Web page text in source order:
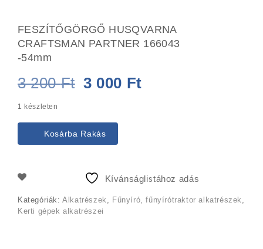
FESZÍTŐGÖRGŐ HUSQVARNA
CRAFTSMAN PARTNER 166043
-54mm
3 200Ft Original
was:
3
200 Ft.
3 000 Ft
1 készleten
Kosárba Rakás
Kívánságlistához adás
Kategóriák:Alkatrészek Fűnyíró, fűnyírótraktor alkatrészek
Kerti gépek alkatrészei